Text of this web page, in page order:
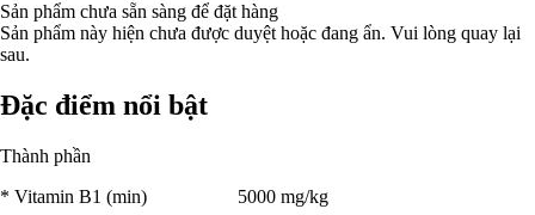
Sản phẩm chưa sẵn sàng để đặt hàng
Sản phẩm này hiện chưa được duyệt hoặc đang ẩn. Vui lòng quay lại
sau.
Đặc điểm nổi bật
Thành phần
* Vitamin B1 (min) 5000 mg/kg